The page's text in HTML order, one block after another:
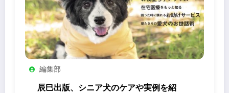
編集部
辰巳出版、シニア犬のケアや実例を紹